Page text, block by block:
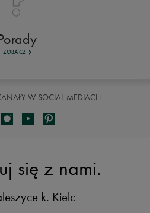
ZOBACZ
W SOCIAL MEDIACH:
się z nami.
k. Kielc